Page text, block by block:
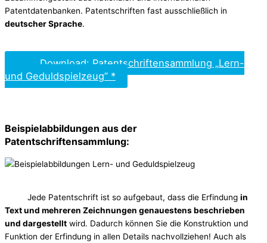
Patentdatenbanken. Patentschriften fast ausschließlich in
deutscher Sprache.
Download: Patentschriftensammlung „Lern-
und Geduldspielzeug” *
Beispielabbildungen aus der
Patentschriftensammlung:
Jede Patentschrift ist so aufgebaut, dass die Erfindungin
Text und mehreren Zeichnungen genauestens beschrieben
und dargestellt wird. Dadurch können Sie die Konstruktion und
Funktion der Erfindung in allen Details nachvollziehen! Auch als